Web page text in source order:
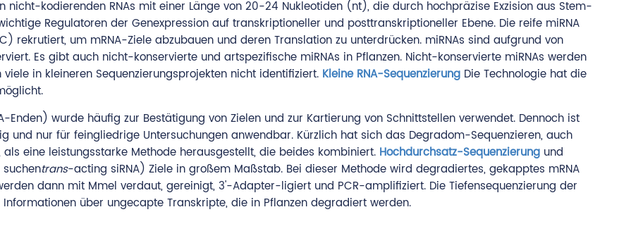
nicht-kodierenden RNAs mit einer Länge von 20-24 Nukleotiden (nt), die durch hochpräzise Exzision aus Stem-
Regulatoren der Genexpression auf transkriptioneller und posttranskriptioneller Ebene. Die reife miRNA
rekrutiert, um mRNA-Ziele abzubauen und deren Translation zu unterdrücken. miRNAs sind aufgrund von
Es gibt auch nicht-konservierte und artspezifische miRNAs in Pflanzen. Nicht-konservierte miRNAs werden
in kleineren Sequenzierungsprojekten nicht identifiziert. Kleine RNA-Sequenzierung Die Technologie hat die
Enden) wurde häufig zur Bestätigung von Zielen und zur Kartierung von Schnittstellen verwendet. Dennoch ist
und nur für feingliedrige Untersuchungen anwendbar. Kürzlich hat sich das Degradom-Sequenzieren, auch
eine leistungsstarke Methode herausgestellt, die beides kombiniert. Hochdurchsatz-Sequenzierung und
suchentrans-acting siRNA) Ziele in großem Maßstab. Bei dieser Methode wird degradiertes, gekapptes mRNA
dann mit Mmel verdaut, gereinigt, 3'-Adapter-ligiert und PCR-amplifiziert. Die Tiefensequenzierung der
über ungecapte Transkripte, die in Pflanzen degradiert werden.